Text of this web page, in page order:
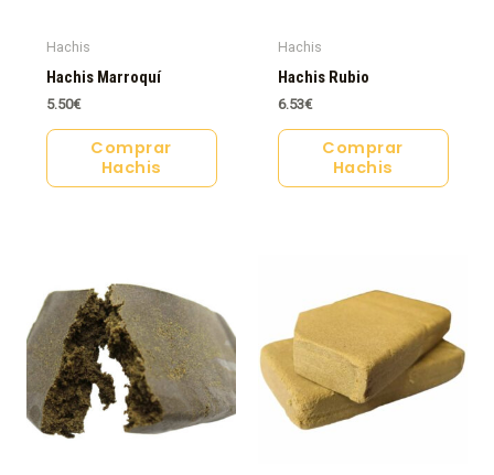
Hachis
Hachis Marroquí
5.50€
Comprar
Hachis
Hachis
Hachis Rubio
6.53€
Comprar
Hachis